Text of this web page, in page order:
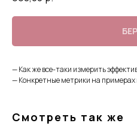
— Как же все-таки измерить
— Конкретные метрики на
Смотреть так же